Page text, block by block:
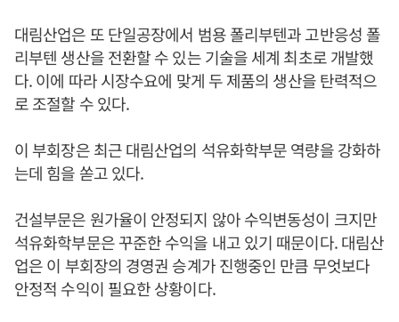
대림산업은 또 단일공장에서 범용 폴리부텐과 고반응성 폴
리부텐 생산을 전환할 수 있는 기술을 세계 최초로 개발했
다. 이에 따라 시장수요에 맞게 두 제품의 생산을 탄력적으
로 조절할 수 있다.
이 부회장은 최근 대림산업의 석유화학부문 역량을 강화하
는데 힘을 쏟고 있다.
건설부문은 원가율이 안정되지 않아 수익변동성이 크지만
석유화학부문은 꾸준한 수익을 내고 있기 때문이다. 대림산
업은 이 부회장의 경영권 승계가 진행중인 만큼 무엇보다
안정적 수익이 필요한 상황이다.